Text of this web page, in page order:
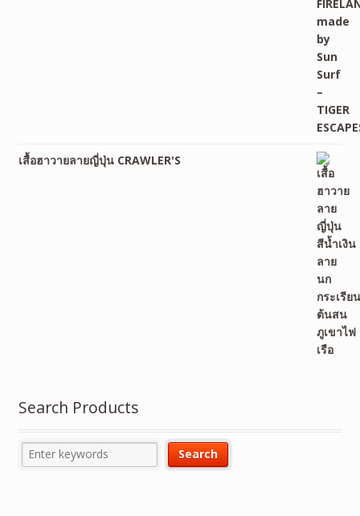
เสื้อฮาวายลายญี่ปุ่น CRAWLER'S
Search Products